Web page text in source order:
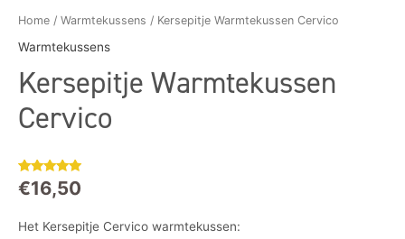
Home / Warmtekussens / Kersepitje Warmtekussen Cervico
Warmtekussens
Kersepitje Warmtekussen
Cervico
Gewaardeerd
4.75 op 5
op
4
klant
waarderingen
€16,50
Het Kersepitje Cervico warmtekussen: